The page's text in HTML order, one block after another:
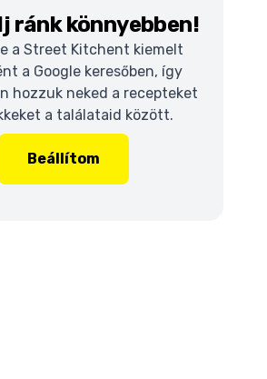
ránk könnyebben!
a Street Kitchent kiemelt
a Google keresőben, így
hozzuk neked a recepteket
a találataid között.
Beállítom